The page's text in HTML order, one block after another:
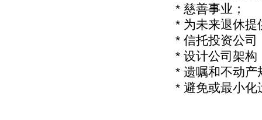
* 慈善事业；
* 为未来退休提
* 信托投资公司
* 设计公司架构
* 遗嘱和不动产
* 避免或最小化